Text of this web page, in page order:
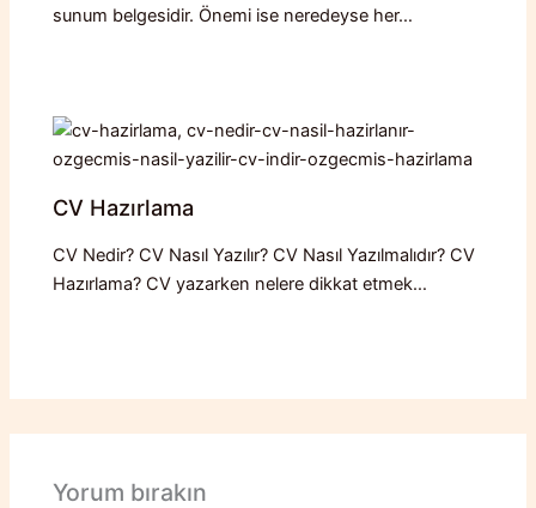
sunum belgesidir. Önemi ise neredeyse her…
CV Hazırlama
CV Nedir? CV Nasıl Yazılır? CV Nasıl Yazılmalıdır? CV
Hazırlama? CV yazarken nelere dikkat etmek…
Yorum bırakın